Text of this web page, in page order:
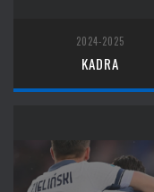
2024-2025
KADRA